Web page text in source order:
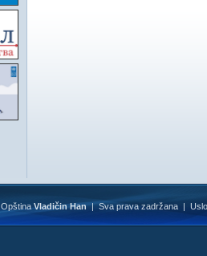
OpštinaVladičin Han| Sva prava zadržana |